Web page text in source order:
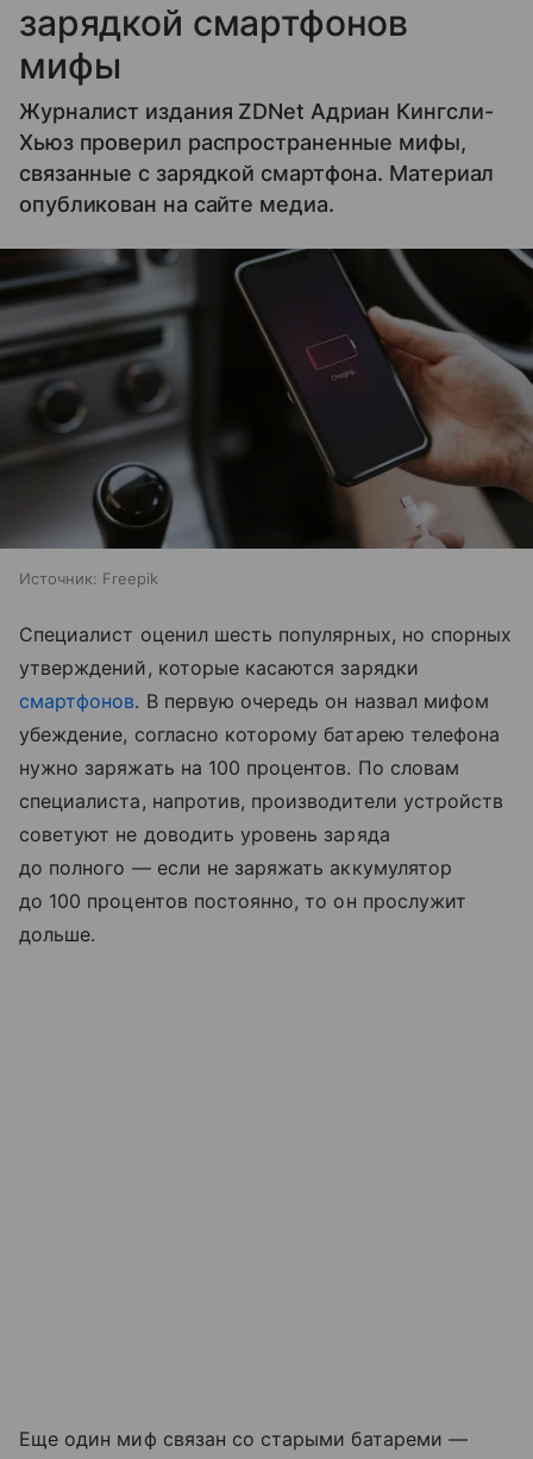
зарядкой смартфонов
мифы
Журналист издания ZDNet Адриан Кингсли-
Хьюз проверил распространенные мифы,
связанные с зарядкой смартфона. Материал
опубликован на сайте медиа.
Источник: Freepik
Специалист оценил шесть популярных, но спорных
утверждений, которые касаются зарядки
смартфонов. В первую очередь он назвал мифом
убеждение, согласно которому батарею телефона
нужно заряжать на 100 процентов. По словам
специалиста, напротив, производители устройств
советуют не доводить уровень заряда
до полного — если не заряжать аккумулятор
до 100 процентов постоянно, то он прослужит
дольше.
Еще один миф связан со старыми батареми —